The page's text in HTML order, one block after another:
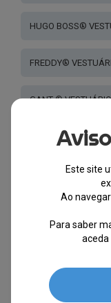
HUGO BOSS®
FREDDY®
GANT ® VESTUÁRIO
PLEIN SPORT® -
NORTH SAILS®
HARMONT &
DESIGUAL®
Este site
Ao
Para saber
aceda